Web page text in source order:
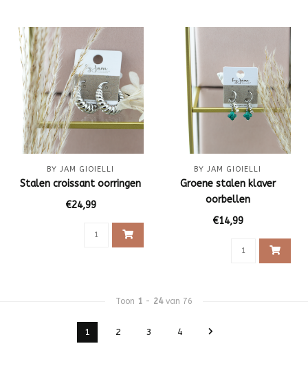
BY JAM GIOIELLI
Stalen croissant oorringen
€24,99
BY JAM GIOIELLI
Groene stalen klaver
oorbellen
€14,99
Toon 1 - 24van 76
1 2 3 4